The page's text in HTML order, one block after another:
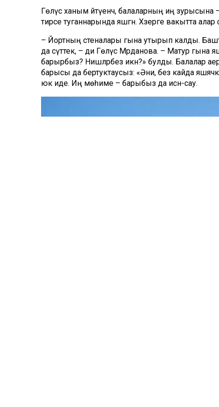
Гөлүсә ханым әйтүенчә, балаларның иң зурысына
тирәсе туганнарында яшәгән. Хәзерге вакытта
– Йортның стеналары гына утырып калды.
да сүттек, – ди Гөлүсә Мәрданова. – Матур гына
барырбыз? Нишләрбез икән?» булды. Балалар
барысы да бертуктаусыз: «Әни, без кайда
юк иде. Иң мөһиме – барыбыз да исән-сау.